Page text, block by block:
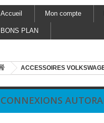
Accueil Mon compte
BONS PLAN
ACCESSOIRES
CONNEXIONS